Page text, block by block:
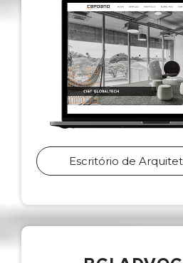
Escritório de